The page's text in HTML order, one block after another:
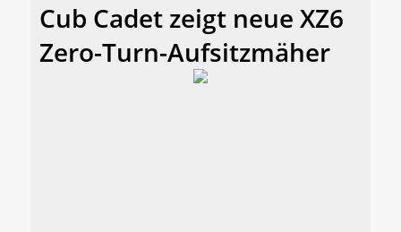
Cub Cadet zeigt neue XZ6
Zero-Turn-Aufsitzmäher